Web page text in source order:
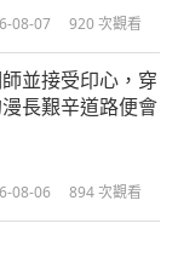
聖奧古斯丁（素
城》選錄（二集
08-07 920次觀看
並接受印心，穿
長艱辛道路便會
08-06 894次觀看